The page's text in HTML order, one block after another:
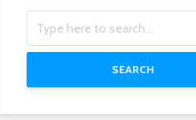
SEARCH